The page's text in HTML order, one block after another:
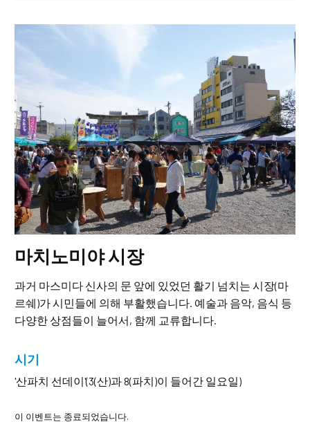
마치노미야 시장
과거 마스미다 신사의 문 앞에 있었던 활기 넘치는 시장(마
르쉐)가 시민들에 의해 부활했습니다. 예술과 음악, 음식 등
다양한 상점들이 늘어서, 함께 교류합니다.
시기
'산파치 선데이'(3(산)과 8(파치)이 들어간 일요일)
이 이벤트는 종료되었습니다.